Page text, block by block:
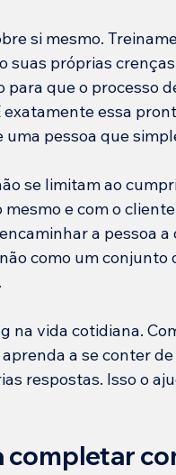
si mesmo.
próprias
que o processo
exatamente essa
pessoa que
se limitam ao
e com o
a pessoa
como um conjunto
na vida cotidiana.
a se conter
respostas. Isso o